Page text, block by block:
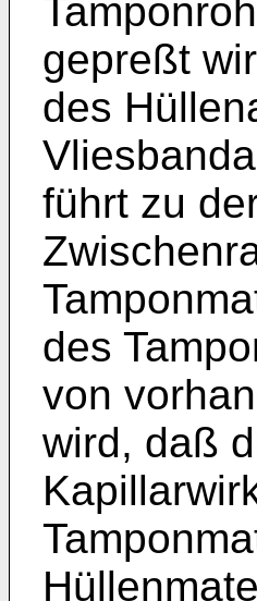
gepreßt
des
führt zu
des
von
wird, daß